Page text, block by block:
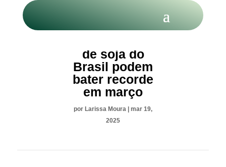
de soja do
Brasil podem
bater recorde
em março
por Larissa Moura | mar 19,
2025